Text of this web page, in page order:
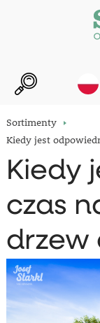
Sortimenty
Kiedy jest
Kiedy
czas
drzew